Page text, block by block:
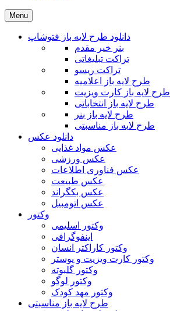
Menu
دانلود طرح لایه باز فتوشاپ
بنر خیر مقدم
تراکت تبلیغاتی
تراکت ریسو
طرح لایه باز اعلامیه
طرح لایه باز کارت ویزیت
طرح لایه باز انتخاباتی
طرح لایه باز بنر
طرح لایه باز مناسبتی
دانلود عکس
عکس مواد غذایی
عکس ورزشی
عکس فناوری اطلاعات
عکس طبیعت
عکس بکگراند
عکس اتومبیل
وکتور
وکتور اسلیمی
اینفوگرافی
وکتور کاراکتر انسان
وکتور کارت ویزیت و پوستر
وکتور گلبوته
وکتور لوگو
وکتور مهد کودک
طرح لایه باز مناسبتی